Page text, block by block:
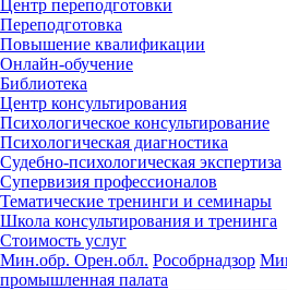
Центр переподготовки
Переподготовка
Повышение квалификации
Онлайн-обучение
Библиотека
Центр консультирования
Психологическое консультирование
Психологическая диагностика
Судебно-психологическая экспертиза
Супервизия профессионалов
Тематические тренинги и семинары
Школа консультирования и тренинга
Стоимость услуг
Мин.обр. Орен.обл. Рособрнадзор
промышленная палата